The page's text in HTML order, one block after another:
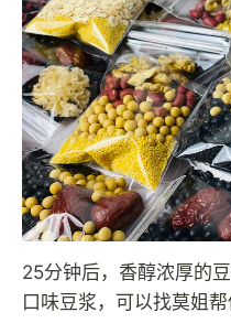
25分钟后，香醇浓厚的
口味豆浆，可以找莫姐